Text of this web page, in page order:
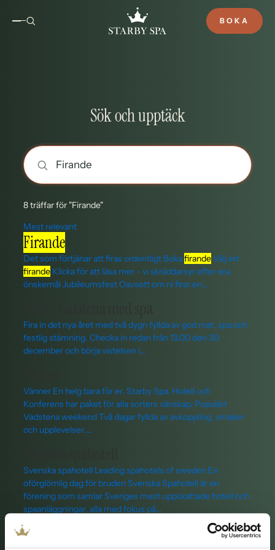
BOKA
Sök och upptäck
8 träffar för "Firande"
Mest relevant
Firande
Det som förtjänar att firas ordentligt BokafirandeVälj ert
firandeKlicka för att läsa mer - vi skräddarsyr efter era
önskemål Jubileumsfest Oavsett om ni firar en…
Fira in det nya året med två dygn fyllda av god mat, spa och
festlig stämning. Checka in redan från 13.00 den 30
december och börja vistelsen i…
Vänner En helg bara för er. Starby Spa, Hotell och
Konferens har paket för alla sorters vänskap. Populärt
Vadstena weekend Två dagar fyllda av avkoppling, smaker
och upplevelser.…
Svenska spahotell Leading spahotels of sweden En
oförglömlig dag för bruden Svenska Spahotell är en
förening som samlar Sveriges mest uppskattade hotell och
spaanläggningar, alla med fokus på…
4-stjärnigt hotell